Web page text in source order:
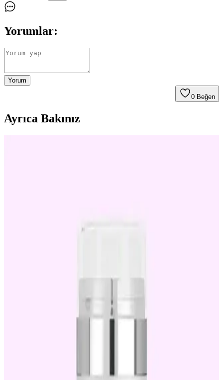
Yorumlar:
Yorum
0 Beğen
Ayrıca Bakınız
Kore Ürünü Analizi
Retinol, akne ve izlerini azaltmada etkili olsa da dikkatli